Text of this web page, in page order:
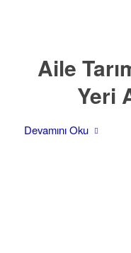
Aile
Yeri
Devamını Oku